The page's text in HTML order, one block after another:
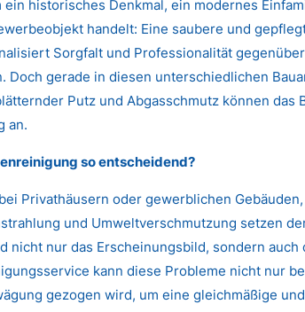
ein historisches Denkmal, ein modernes
handelt: Eine saubere und
Sorgfalt und Professionalität
Doch gerade in diesen unterschiedlichen
Putz und Abgasschmutz können das
an.
so entscheidend?
Privathäusern oder gewerblichen
und Umweltverschmutzung setzen
nicht nur das Erscheinungsbild, sondern auch
kann diese Probleme nicht nur
gezogen wird, um eine gleichmäßige